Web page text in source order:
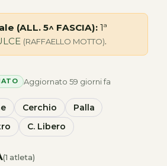
(ALL. 5^ FASCIA): 1ª
(RAFFAELLO MOTTO).
Aggiornato 59 giorni fa
Cerchio
Palla
C. Libero
(1 atleta)